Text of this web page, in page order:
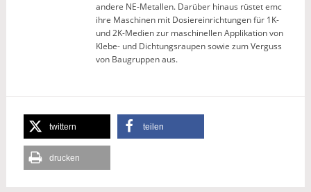
andere NE-Metallen. Darüber hinaus rüstet emc
ihre Maschinen mit Dosiereinrichtungen für 1K-
und 2K-Medien zur maschinellen Applikation von
Klebe- und Dichtungsraupen sowie zum Verguss
von Baugruppen aus.
twittern teilen
drucken